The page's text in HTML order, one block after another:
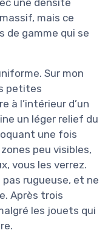
mais ce
de gamme qui se
Sur mon
petites
à l’intérieur d’un
un léger relief du
une fois
peu visibles,
vous les verrez.
rugueuse, et ne
Après trois
les jouets qui